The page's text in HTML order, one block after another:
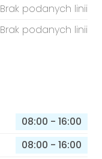
Brak podanych linii
Brak podanych linii
08:00 - 16:00
08:00 - 16:00